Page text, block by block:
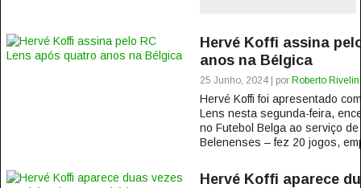
Hervé Koffi assina
anos na Bélgica
25 Junho, 2024 | por Roberto
Hervé Koffi foi apresentado
Lens nesta segunda-feira,
no Futebol Belga ao serviço
Belenenses – fez 20 jogos,
Hervé Koffi aparece